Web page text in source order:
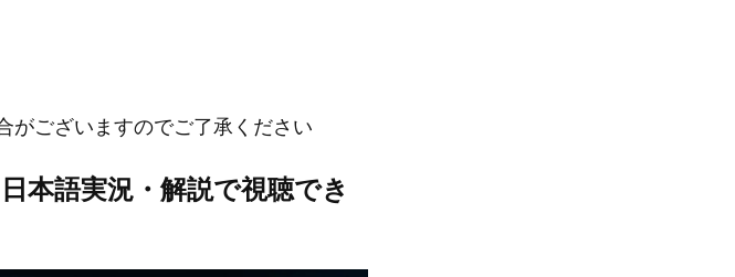
ございますのでご了承ください
本語実況・解説で視聴でき